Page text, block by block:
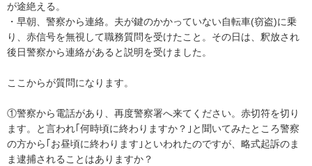
が途絶える。
・早朝、警察から連絡。夫が鍵のかかっていない自転車(窃盗)に乗
り、赤信号を無視して職務質問を受けたこと。その日は、釈放され
後日警察から連絡があると説明を受けました。
ここからが質問になります。
①警察から電話があり、再度警察署へ来てください。赤切符を切り
ます。と言われ｢何時頃に終わりますか？｣と聞いてみたところ警察
の方から｢お昼頃に終わります｣といわれたのですが、略式起訴のま
ま逮捕されることはありますか？